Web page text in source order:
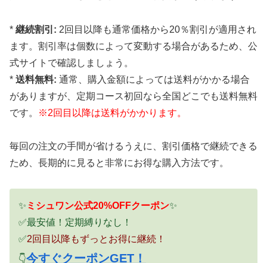
* 継続割引: 2回目以降も通常価格から20％割引が適用され
ます。割引率は個数によって変動する場合があるため、公
式サイトで確認しましょう。
* 送料無料: 通常、購入金額によっては送料がかかる場合
がありますが、定期コース初回なら全国どこでも送料無料
です。
※2回目以降は送料がかかります。
毎回の注文の手間が省けるうえに、割引価格で継続できる
ため、長期的に見ると非常にお得な購入方法です。
✨ ミシュワン公式20%OFFクーポン✨
✅最安値！定期縛りなし！
✅2回目以降もずっとお得に継続！
👇今すぐクーポンGET！